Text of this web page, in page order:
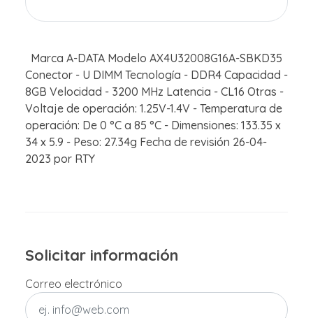
Marca A-DATA Modelo AX4U32008G16A-SBKD35
Conector - U DIMM Tecnología - DDR4 Capacidad -
8GB Velocidad - 3200 MHz Latencia - CL16 Otras -
Voltaje de operación: 1.25V-1.4V - Temperatura de
operación: De 0 °C a 85 °C - Dimensiones: 133.35 x
34 x 5.9 - Peso: 27.34g Fecha de revisión 26-04-
2023 por RTY
Solicitar información
Correo electrónico